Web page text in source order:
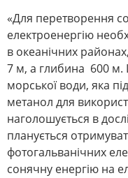
«Для перетворення
електроенергію
в океанічних
7 м, а глибина 600 м.
морської води, яка
метанол для
наголошується в
планується
фотогальванічних
сонячну енергію на